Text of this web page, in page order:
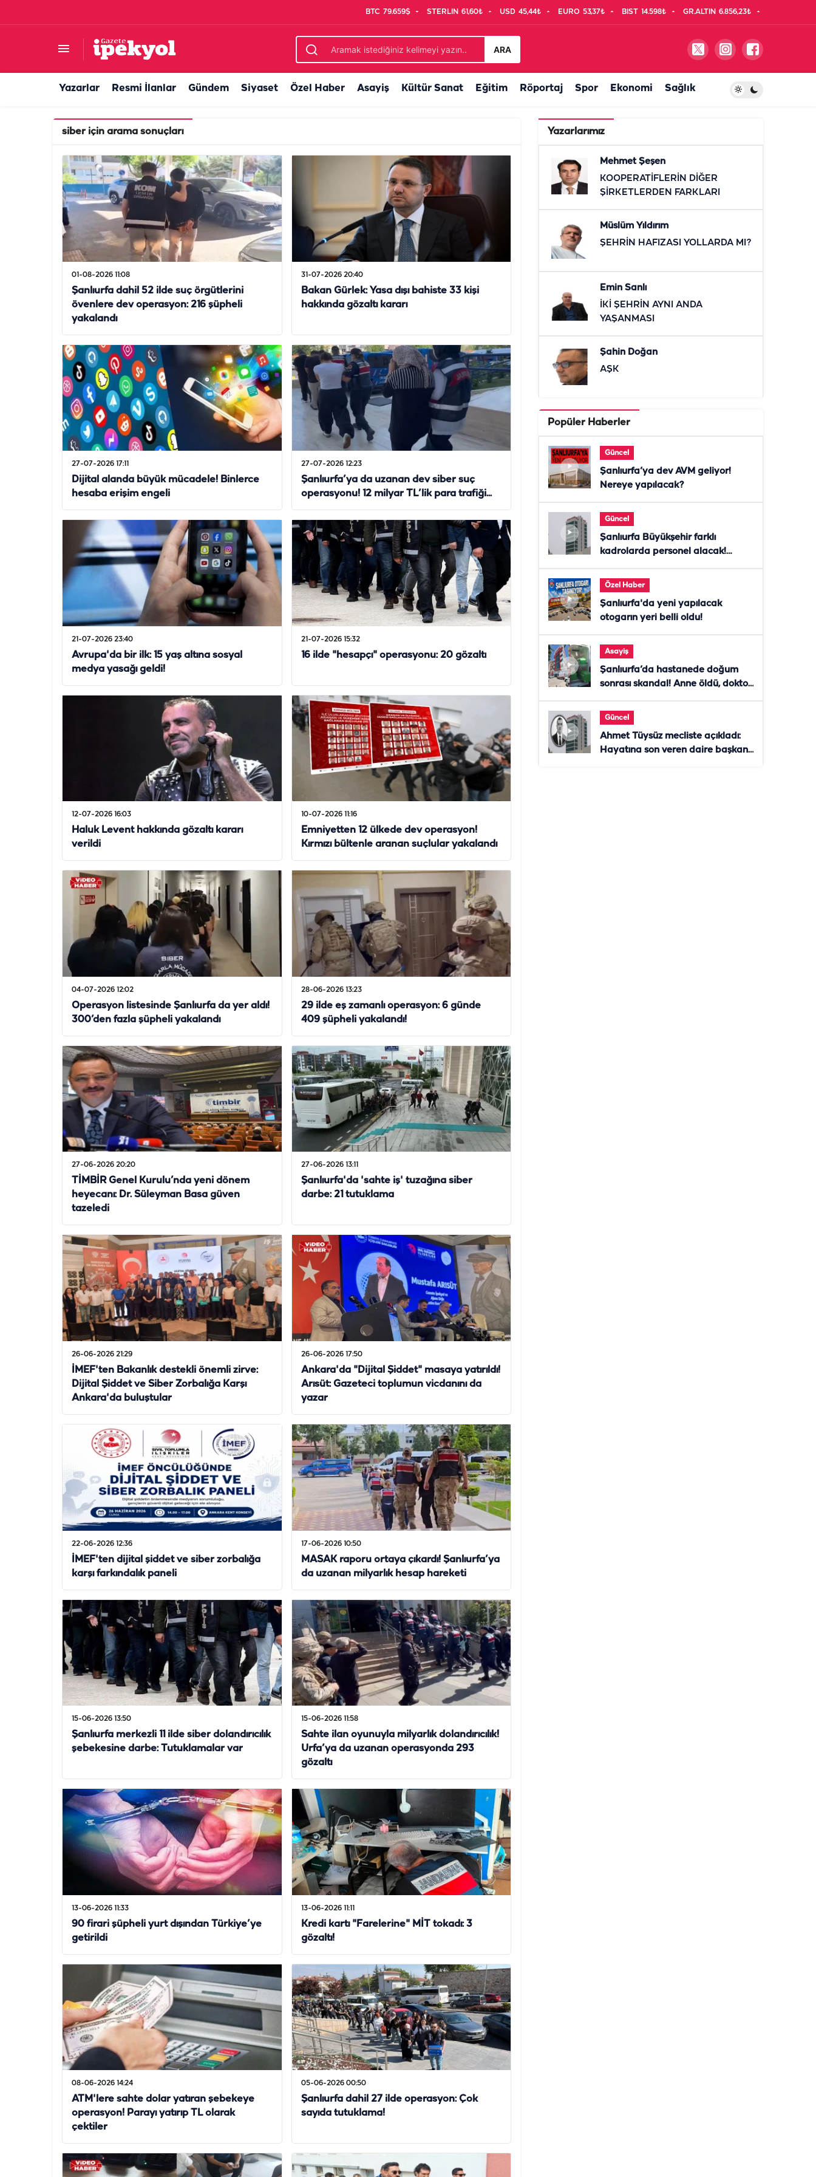
BTC 79.659$ STERLIN 61,60₺ USD 45,44₺ EURO 53,37₺ BIST 14.598₺ GR.ALTIN 6.856,23₺
ARA
Yazarlar Resmi İlanlar Gündem Siyaset Özel Haber Asayiş Kültür Sanat Eğitim Röportaj Spor Ekonomi Sağlık
siber için arama sonuçları
01-08-2026 11:08
Şanlıurfa dahil 52 ilde suç örgütlerini
övenlere dev operasyon: 216 şüpheli
yakalandı
31-07-2026 20:40
Bakan Gürlek: Yasa dışı bahiste 33 kişi
hakkında gözaltı kararı
27-07-2026 17:11
Dijital alanda büyük mücadele! Binlerce
hesaba erişim engeli
27-07-2026 12:23
Şanlıurfa’ya da uzanan dev siber suç
operasyonu! 12 milyar TL’lik para trafiği...
21-07-2026 23:40
Avrupa'da bir ilk: 15 yaş altına sosyal
medya yasağı geldi!
21-07-2026 15:32
16 ilde "hesapçı" operasyonu: 20 gözaltı
12-07-2026 16:03
Haluk Levent hakkında gözaltı kararı
verildi
10-07-2026 11:16
Emniyetten 12 ülkede dev operasyon!
Kırmızı bültenle aranan suçlular yakalandı
04-07-2026 12:02
Operasyon listesinde Şanlıurfa da yer aldı!
300’den fazla şüpheli yakalandı
28-06-2026 13:23
29 ilde eş zamanlı operasyon: 6 günde
409 şüpheli yakalandı!
27-06-2026 20:20
TİMBİR Genel Kurulu’nda yeni dönem
heyecanı: Dr. Süleyman Basa güven
tazeledi
27-06-2026 13:11
Şanlıurfa'da 'sahte iş' tuzağına siber
darbe: 21 tutuklama
26-06-2026 21:29
İMEF'ten Bakanlık destekli önemli zirve:
Dijital Şiddet ve Siber Zorbalığa Karşı
Ankara'da buluştular
26-06-2026 17:50
Ankara'da "Dijital Şiddet" masaya yatırıldı!
Arısüt: Gazeteci toplumun vicdanını da
yazar
22-06-2026 12:36
İMEF'ten dijital şiddet ve siber zorbalığa
karşı farkındalık paneli
17-06-2026 10:50
MASAK raporu ortaya çıkardı! Şanlıurfa’ya
da uzanan milyarlık hesap hareketi
15-06-2026 13:50
Şanlıurfa merkezli 11 ilde siber dolandırıcılık
şebekesine darbe: Tutuklamalar var
15-06-2026 11:58
Sahte ilan oyunuyla milyarlık dolandırıcılık!
Urfa’ya da uzanan operasyonda 293
gözaltı
13-06-2026 11:33
90 firari şüpheli yurt dışından Türkiye’ye
getirildi
13-06-2026 11:11
Kredi kartı "Farelerine" MİT tokadı: 3
gözaltı!
08-06-2026 14:24
ATM'lere sahte dolar yatıran şebekeye
operasyon! Parayı yatırıp TL olarak
çektiler
05-06-2026 00:50
Şanlıurfa dahil 27 ilde operasyon: Çok
sayıda tutuklama!
Yazarlarımız
Mehmet Şeşen
KOOPERATİFLERİN DİĞER
ŞİRKETLERDEN FARKLARI
Müslüm Yıldırım
ŞEHRİN HAFIZASI YOLLARDA MI?
Emin Sanlı
İKİ ŞEHRİN AYNI ANDA
YAŞANMASI
Şahin Doğan
AŞK
Popüler Haberler
Güncel
Şanlıurfa’ya dev AVM geliyor!
Nereye yapılacak?
Güncel
Şanlıurfa Büyükşehir farklı
kadrolarda personel alacak!
Özel Haber
Şanlıurfa'da yeni yapılacak
otogarın yeri belli oldu!
Asayiş
Şanlıurfa’da hastanede doğum
sonrası skandal! Anne öldü, doktor
Güncel
Ahmet Tüysüz mecliste açıkladı:
Hayatına son veren daire başkanı